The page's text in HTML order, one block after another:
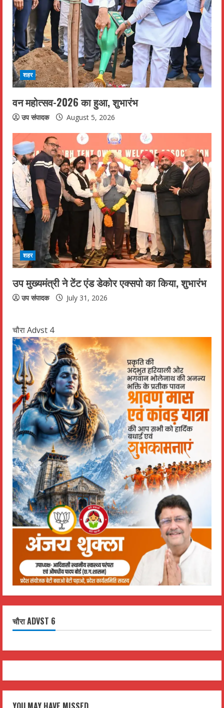
शहर
वन महोत्सव-2026 का हुआ, शुभारंभ
उप संपादक August 5, 2026
शहर
उप मुख्यमंत्री ने टेंट एंड डेकोर एक्सपो का किया, शुभारंभ
उप संपादक July 31, 2026
चौरा Advst 4
चौरा ADVST 6